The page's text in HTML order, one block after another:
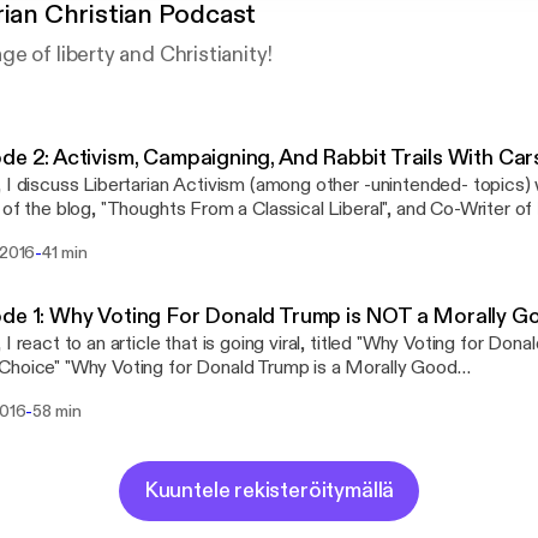
Christian Podcast
of liberty and Christianity!
2: Activism, Campaigning, And Rabbit Trails With
I discuss Libertarian Activism (among other -unintended-
the blog, "Thoughts From a Classical Liberal", and Co-Writer of
2016/07/29/theocracy/ The Failure of the War on
libertarianchristian.wordpress.com/2016/08/05/legalize-drugs/
vs Trump Polls:
epolls/2016/president/us/
Hillary Clinton Favorability/Unfavorability:
www.realclearpolitics.com/epolls/other/
-41 min
1: Why Voting For Donald Trump is NOT a Morally
I react to an article that is going viral, titled "Why Voting for
Trump is a Morally Good
a-morally-good-choice-n2199564 Patreon:
-58 min
Kuuntele rekisteröitymällä